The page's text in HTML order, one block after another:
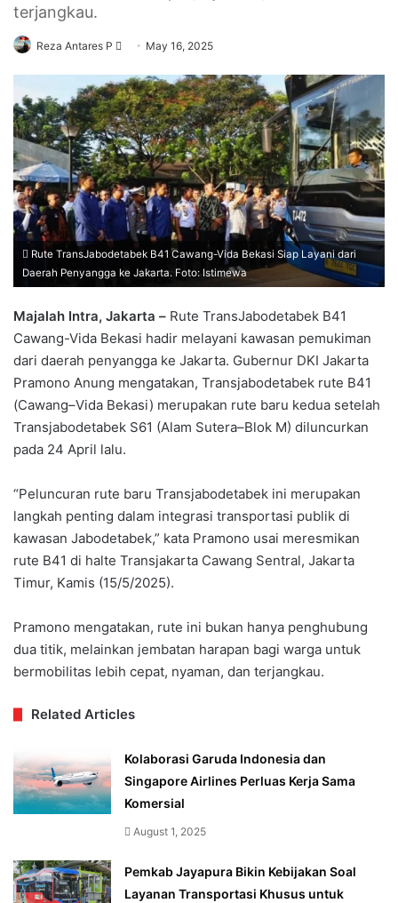
terjangkau.
Reza Antares P
Send
email
May 16, 2025
Rute TransJabodetabek B41 Cawang-Vida Bekasi Siap Layani dari
Daerah Penyangga ke Jakarta. Foto: Istimewa
Majalah Intra, Jakarta – Rute TransJabodetabek B41
Cawang-Vida Bekasi hadir melayani kawasan pemukiman
dari daerah penyangga ke Jakarta. Gubernur DKI Jakarta
Pramono Anung mengatakan, Transjabodetabek rute B41
(Cawang–Vida Bekasi) merupakan rute baru kedua setelah
Transjabodetabek S61 (Alam Sutera–Blok M) diluncurkan
pada 24 April lalu.
“Peluncuran rute baru Transjabodetabek ini merupakan
langkah penting dalam integrasi transportasi publik di
kawasan Jabodetabek,” kata Pramono usai meresmikan
rute B41 di halte Transjakarta Cawang Sentral, Jakarta
Timur, Kamis (15/5/2025).
Pramono mengatakan, rute ini bukan hanya penghubung
dua titik, melainkan jembatan harapan bagi warga untuk
bermobilitas lebih cepat, nyaman, dan terjangkau.
Related Articles
Kolaborasi Garuda Indonesia dan
Singapore Airlines Perluas Kerja Sama
Komersial
August 1, 2025
Pemkab Jayapura Bikin Kebijakan Soal
Layanan Transportasi Khusus untuk